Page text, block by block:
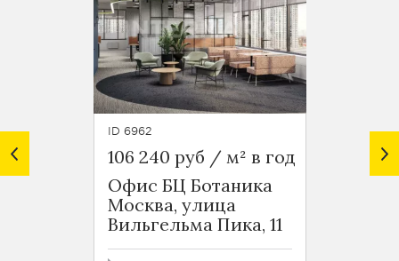
ID 6962
106 240 руб / м² в год
Офис БЦ Ботаника
Москва, улица
Вильгельма Пика, 11
ID 6961
110